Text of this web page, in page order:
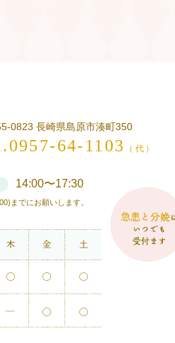
0823 長崎県島原市湊町350
64-1103 （代）
14:00〜17:30
までにお願いします。